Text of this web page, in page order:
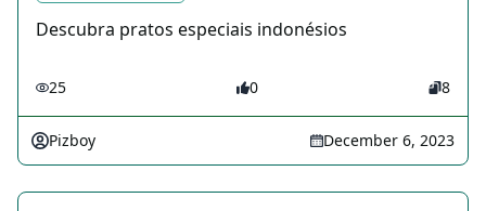
Descubra pratos especiais indonésios
25 0 8
Pizboy December 6, 2023